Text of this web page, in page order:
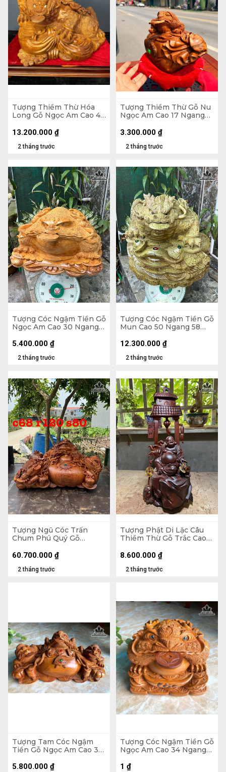
Tượng Thiềm Thừ Hóa
Long Gỗ Ngọc Am Cao 43
2 tháng trước
13.200.000 ₫
Tượng Thiềm Thừ Gỗ Nu
Ngọc Am Cao 17 Ngang
2 tháng trước
3.300.000 ₫
Tượng Cóc Ngậm Tiền Gỗ
Ngọc Am Cao 30 Ngang
2 tháng trước
5.400.000 ₫
Tượng Cóc Ngậm Tiền Gỗ
Mun Cao 50 Ngang 58
2 tháng trước
12.300.000 ₫
Tượng Ngũ Cóc Trấn
Chum Phú Quý Gỗ
Sâu 80 (cm)
2 tháng trước
60.700.000 ₫
Tượng Phật Di Lặc Câu
Thiềm Thừ Gỗ Trắc Cao
2 tháng trước
8.600.000 ₫
Tượng Tam Cóc Ngậm
Tiền Gỗ Ngọc Am Cao 31
24kg
5.800.000 ₫
Tượng Cóc Ngậm Tiền Gỗ
Ngọc Am Cao 34 Ngang
1 ₫